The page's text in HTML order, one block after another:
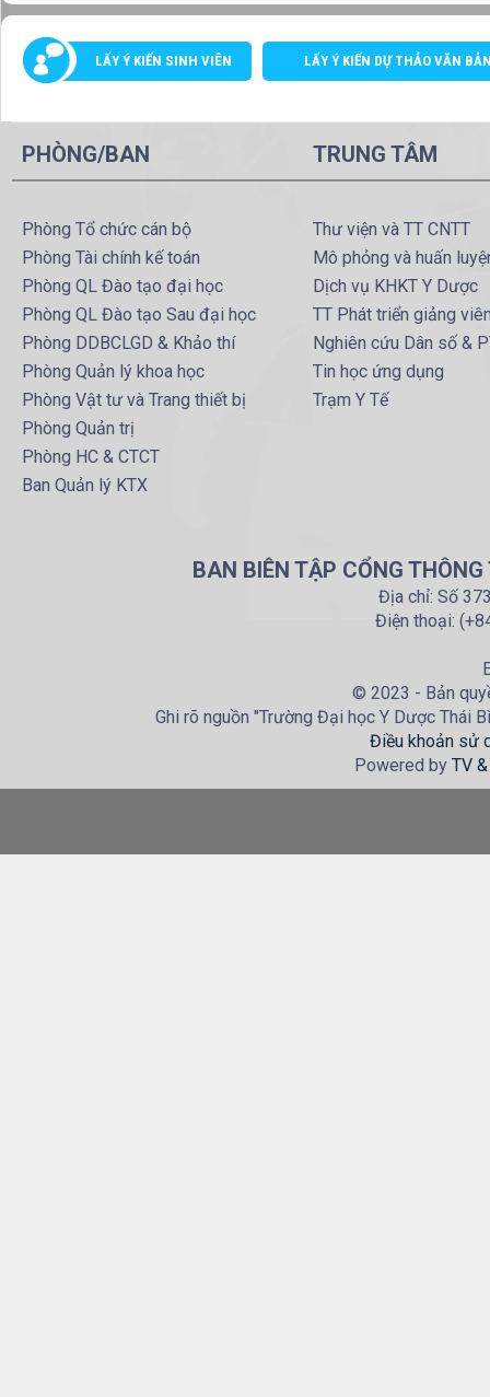
LẤY Ý KIẾN SINH VIÊN LẤY Ý KIẾN DỰ THẢO VĂN
PHÒNG/BAN
Phòng Tổ chức cán bộ
Phòng Tài chính kế toán
Phòng QL Đào tạo đại học
Phòng QL Đào tạo Sau đại học
Phòng DDBCLGD & Khảo thí
Phòng Quản lý khoa học
Phòng Vật tư và Trang thiết bị
Phòng Quản trị
Phòng HC & CTCT
Ban Quản lý KTX
TRUNG TÂM
Thư viện và TT CNTT
Mô phỏng và huấn
Dịch vụ KHKT Y Dược
TT Phát triển giảng
Nghiên cứu Dân số &
Tin học ứng dụng
Trạm Y Tế
BAN BIÊN TẬP CỔNG
Địa chỉ: Số
Điện thoại:
© 2023 - Bản
Ghi rõ nguồn "Trường Đại học Y Dược Thái
Điều khoản sử
Powered by TV